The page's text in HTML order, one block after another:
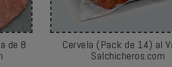
de 8
Cervela (Pack de 14) al
Salchicheros.com